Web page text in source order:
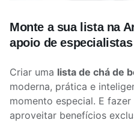
Monte a sua lista na
apoio de especialistas
Criar uma lista de chá de
moderna, prática e
momento especial. E
aproveitar benefícios